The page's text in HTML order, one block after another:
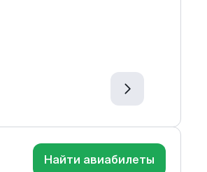
Найти авиабилеты